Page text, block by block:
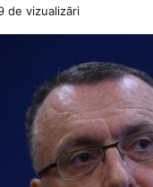
de vizualizări